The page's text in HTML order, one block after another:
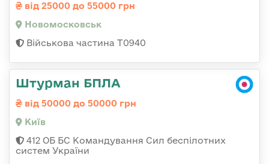
від 25000 до 55000 грн
Новомосковськ
Військова частина Т0940
Штурман БПЛА
від 50000 до 50000 грн
Київ
412 ОБ БС Командування Сил беспілотних
систем України